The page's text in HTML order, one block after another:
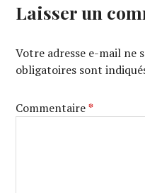
Laisser un
Votre adresse e-mail ne
obligatoires sont
Commentaire*